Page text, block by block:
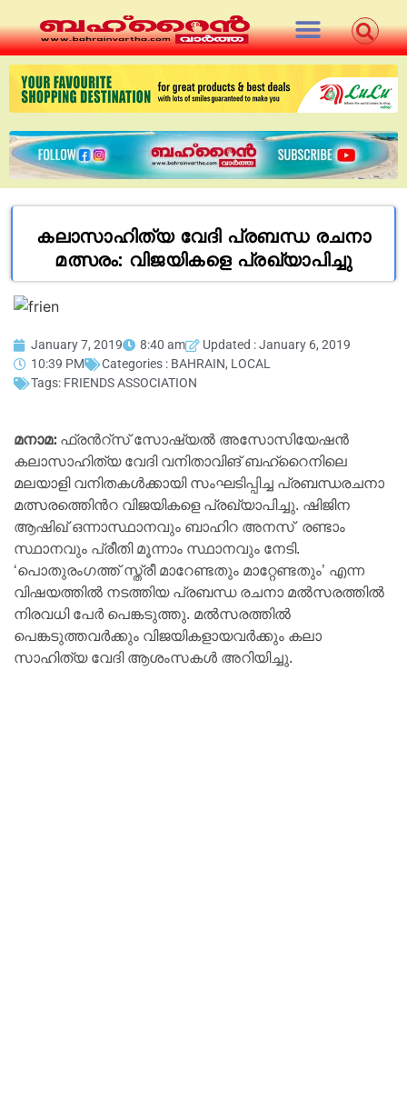
കലാസാഹിത്യ വേദി പ്രബന്ധ രചനാ
മത്സരം: വിജയികളെ പ്രഖ്യാപിച്ചു
January 7, 2019 8:40 am
Updated : January 6, 2019
10:39 PM
Categories : BAHRAIN, LOCAL
Tags: FRIENDS ASSOCIATION
മനാമ:ഫ്രൻറ്സ് സോഷ്യൽ അസോസിയേഷൻ
കലാസാഹിത്യ വേദി വനിതാവിങ് ബഹ്‌റൈനിലെ
മലയാളി വനിതകൾക്കായി സംഘടിപ്പിച്ച പ്രബന്ധരചനാ
മത്സരത്തിെൻറ വിജയികളെ പ്രഖ്യാപിച്ചു. ഷിജിന
ആഷിഖ്‌ ഒന്നാസ്ഥാനവും ബാഹിറ അനസ്‌ ‌ രണ്ടാം
സ്ഥാനവും പ്രീതി മൂന്നാം സ്ഥാനവും നേടി.
‘പൊതുരംഗത്ത്‌ സ്ത്രീ മാറേണ്ടതും മാറ്റേണ്ടതും’ എന്ന
വിഷയത്തിൽ നടത്തിയ പ്രബന്ധ രചനാ മൽസരത്തിൽ
നിരവധി പേർ പെങ്കടുത്തു. മൽസരത്തിൽ
പെങ്കടുത്തവർക്കും വിജയികളായവർക്കും കലാ
സാഹിത്യ വേദി ആശംസകൾ അറിയിച്ചു.